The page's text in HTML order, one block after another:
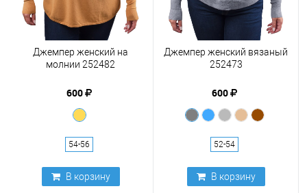
Джемпер женский на
молнии 252482
600
54-56
В корзину
Джемпер женский вязаный
252473
600
52-54
В корзину